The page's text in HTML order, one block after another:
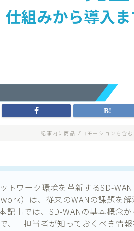
記事内に商品プロモーションを含
トワーク環境を革新するSD-
）は、従来のWANの課題を
記事では、SD-WANの基本概念
、IT担当者が知っておくべき情